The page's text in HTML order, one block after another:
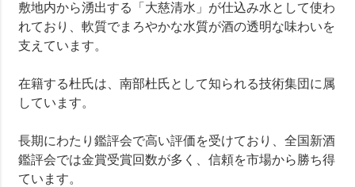
敷地内から湧出する「大慈清水」が仕込み水として使わ
れており、軟質でまろやかな水質が酒の透明な味わいを
支えています。
在籍する杜氏は、南部杜氏として知られる技術集団に属
しています。
長期にわたり鑑評会で高い評価を受けており、全国新酒
鑑評会では金賞受賞回数が多く、信頼を市場から勝ち得
ています。